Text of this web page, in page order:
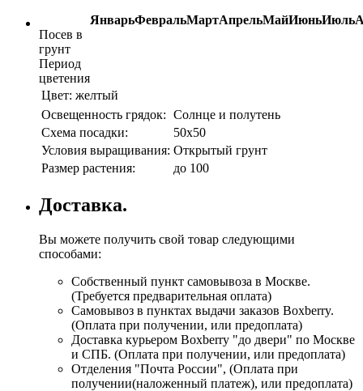
ЯнварьФевральМартАпрельМайИюньИюль
Посев в
грунт
Период
цветения
Цвет: желтый
Освещенность грядок: Солнце и полутень
Схема посадки:
50х50
Условия выращивания: Открытый грунт
Размер растения:
до 100
Доставка.
Вы можете получить свой товар следующими
способами:
Собственный пункт самовывоза в Москве.
(Требуется предварительная оплата)
Самовывоз в пунктах выдачи заказов Boxberry.
(Оплата при получении, или предоплата)
Доставка курьером Boxberry "до двери" по Москве
и СПБ. (Оплата при получении, или предоплата)
Отделения "Почта России", (Оплата при
получении(наложенный платеж), или предоплата)